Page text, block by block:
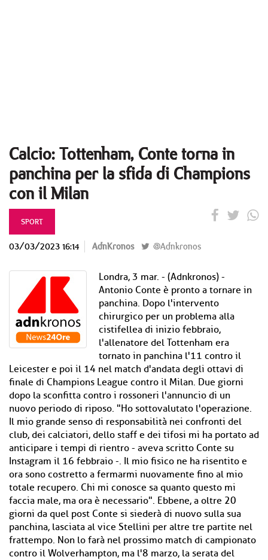
Calcio: Tottenham, Conte torna in
panchina per la sfida di Champions
con il Milan
SPORT
03/03/2023 16:14 AdnKronos @Adnkronos
Londra, 3 mar. - (Adnkronos) -
Antonio Conte è pronto a tornare in
panchina. Dopo l'intervento
chirurgico per un problema alla
cistifellea di inizio febbraio,
l'allenatore del Tottenham era
tornato in panchina l'11 contro il
Leicester e poi il 14 nel match d'andata degli ottavi di
finale di Champions League contro il Milan. Due giorni
dopo la sconfitta contro i rossoneri l'annuncio di un
nuovo periodo di riposo. "Ho sottovalutato l'operazione.
Il mio grande senso di responsabilità nei confronti del
club, dei calciatori, dello staff e dei tifosi mi ha portato ad
anticipare i tempi di rientro - aveva scritto Conte su
Instagram il 16 febbraio -. Il mio fisico ne ha risentito e
ora sono costretto a fermarmi nuovamente fino al mio
totale recupero. Chi mi conosce sa quanto questo mi
faccia male, ma ora è necessario". Ebbene, a oltre 20
giorni da quel post Conte si siederà di nuovo sulla sua
panchina, lasciata al vice Stellini per altre tre partite nel
frattempo. Non lo farà nel prossimo match di campionato
contro il Wolverhampton, ma l'8 marzo, la serata del